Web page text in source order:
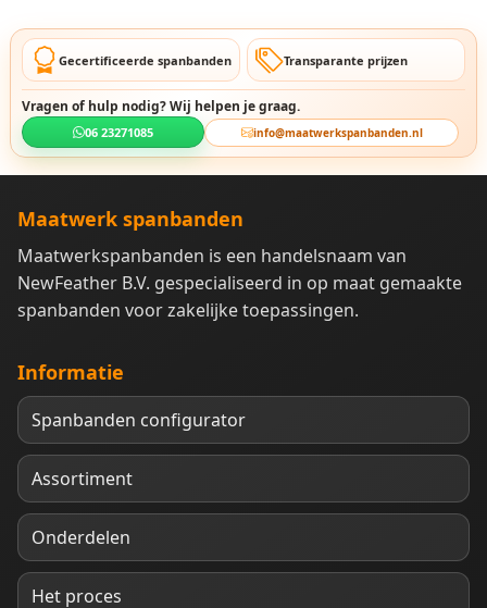
Gecertificeerde spanbanden Transparante prijzen
Vragen of hulp nodig? Wij helpen je graag.
06 23271085 info@maatwerkspanbanden.nl
Maatwerk spanbanden
Maatwerkspanbanden is een handelsnaam van
NewFeather B.V. gespecialiseerd in op maat gemaakte
spanbanden voor zakelijke toepassingen.
Informatie
Spanbanden configurator
Assortiment
Onderdelen
Het proces